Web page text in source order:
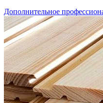
Дополнительное